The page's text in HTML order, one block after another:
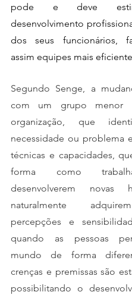
pode e deve
desenvolvimento
dos seus funcionários,
assim equipes mais
Segundo Senge, a
com um grupo menor
organização, que
necessidade ou problema
técnicas e capacidades,
forma como
desenvolverem novas
naturalmente
percepções e
quando as pessoas
mundo de forma
crenças e premissas são
possibilitando o